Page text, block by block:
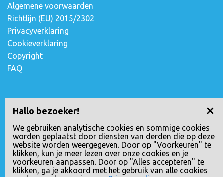
Hallo bezoeker!
We gebruiken analytische cookies en sommige cookies
worden geplaatst door diensten van derden die op deze
website worden weergegeven. Door op "Voorkeuren" te
klikken, kun je meer lezen over onze cookies en je
voorkeuren aanpassen. Door op "Alles accepteren" te
klikken, ga je akkoord met het gebruik van alle cookies
Algemene voorwaarden
Richtlijn (EU) 2015/2302
Privacyverklaring
Cookieverklaring
Copyright
FAQ
Contact opnemen
Escudostraat 2
2991 XV Barendrecht, Nederland
010-4971180
info@loopreizen.nl
KVK nr.: 24258592